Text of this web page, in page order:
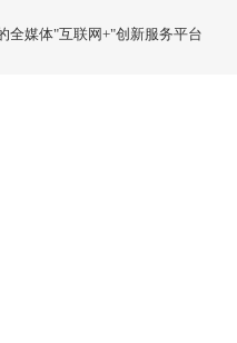
全媒体"互联网+"创新服务平台